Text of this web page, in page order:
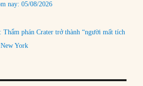
nay: 05/08/2026
Thẩm phán Crater trở thành “người mất tích
York